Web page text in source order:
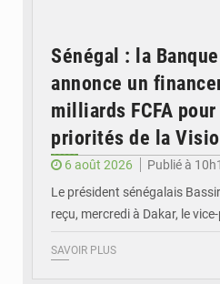
Sénégal : la
annonce un
milliards FCFA
priorités de la
6 août 2026
Publié à
Le président sénégalais
reçu, mercredi à Dakar, le
SAVOIR PLUS